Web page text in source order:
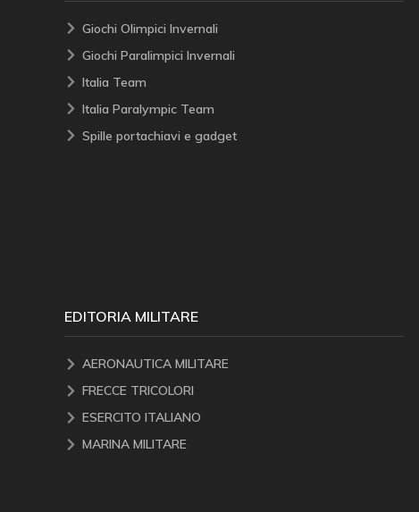
Giochi Olimpici Invernali
Giochi Paralimpici Invernali
Italia Team
Italia Paralympic Team
Spille portachiavi e gadget
EDITORIA MILITARE
AERONAUTICA MILITARE
FRECCE TRICOLORI
ESERCITO ITALIANO
MARINA MILITARE